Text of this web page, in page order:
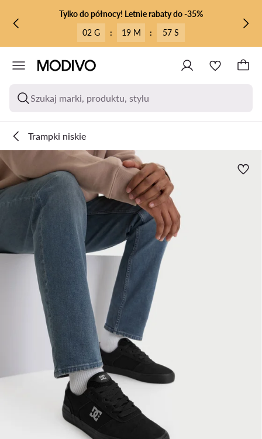
PRZEJDŹ DO GŁÓWNEJ ZAWARTOŚCI
PRZEJDŹ DO WYSZUKIWANIA
Tylko do północy! Letnie rabaty do -35%
02 G
: 19 M : 57 S
Szukaj marki, produktu, stylu
Trampki niskie